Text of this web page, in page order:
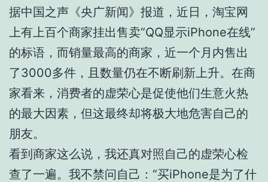
据中国之声《央广新闻》报道，近日，淘宝网
上有上百个商家挂出售卖“QQ显示iPhone在线”
的标语，而销量最高的商家，近一个月内售出
了3000多件，且数量仍在不断刷新上升。在商
家看来，消费者的虚荣心是促使他们生意火热
的最大因素，但这最终却将极大地危害自己的
朋友。
看到商家这么说，我还真对照自己的虚荣心检
查了一遍。我不禁问自己：“买iPhone是为了什